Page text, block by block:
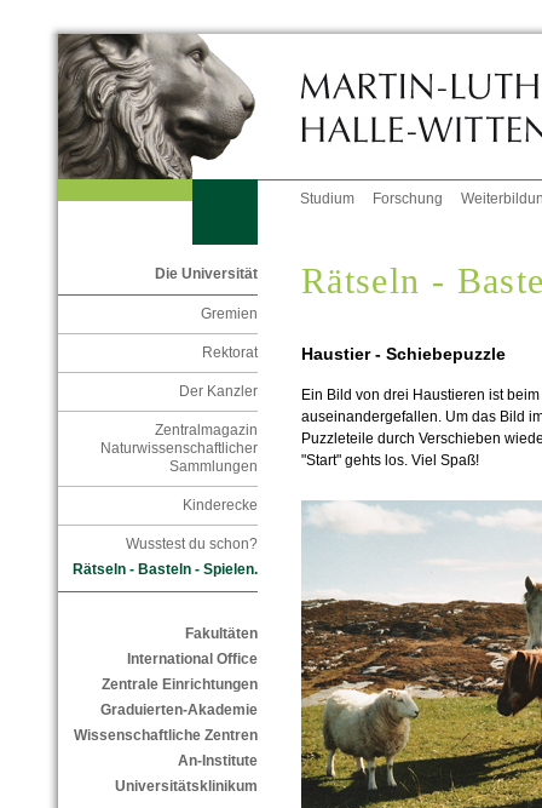
Studium Forschung
Die Universität
Gremien
Rektorat
Der Kanzler
Zentralmagazin
Naturwissenschaftlicher
Sammlungen
Kinderecke
Wusstest du schon?
Rätseln - Basteln - Spielen.
Fakultäten
International Office
Zentrale Einrichtungen
Graduierten-Akademie
Wissenschaftliche Zentren
An-Institute
Universitätsklinikum
Rätseln -
Haustier - Schiebepuzzle
Ein Bild von drei Haustieren ist
auseinandergefallen. Um das Bild
Puzzleteile durch Verschieben
"Start" gehts los. Viel Spaß!